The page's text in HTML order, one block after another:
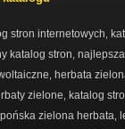
stron internetowych
katalog stron
herbata
zielone katalog
zielona herbata